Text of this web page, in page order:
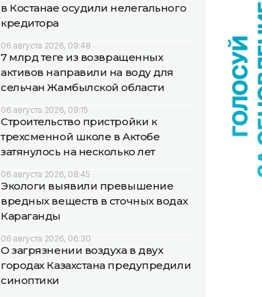
в Костанае осудили нелегального
кредитора
06 августа 2026, 09:48
7 млрд теңге из возвращенных
активов направили на воду для
сельчан Жамбылской области
06 августа 2026, 09:15
Строительство пристройки к
трехсменной школе в Актобе
затянулось на несколько лет
06 августа 2026, 08:45
Экологи выявили превышение
вредных веществ в сточных водах
Караганды
06 августа 2026, 06:30
О загрязнении воздуха в двух
городах Казахстана предупредили
синоптики